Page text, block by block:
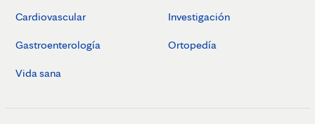
Cardiovascular
Gastroenterología
Vida sana
Investigación
Ortopedía